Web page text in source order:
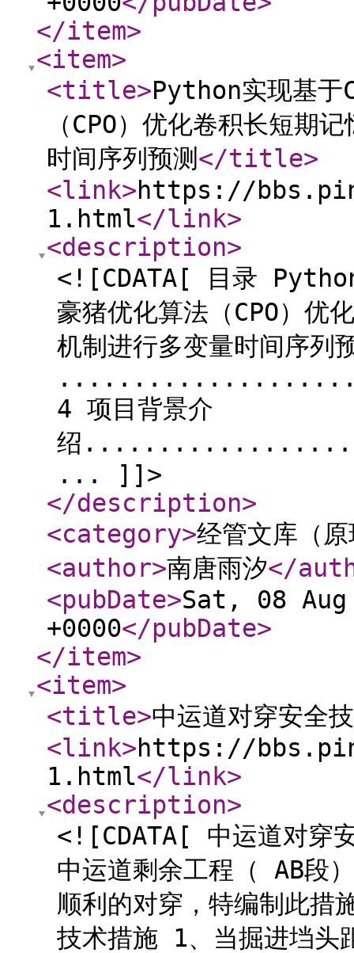
</item>
<item>
<title>Python实现基于
（CPO）优化卷积长短期
时间序列预测 </title>
<link>https://
1.html</link>
<description>
<![CDATA[ 目录 Python
豪猪优化算法（CPO）优
机制进行多变量时间序列
4 项目背景介
绍
... ]]>
</description>
<category>经管文库（
<author>南唐雨汐</
<pubDate>Sat, 08
+0000</pubDate>
</item>
<item>
<title>中运道对穿安全
<link>https://
1.html</link>
<description>
<![CDATA[ 中运道对穿
中运道剩余工程（ AB段
顺利的对穿，特编制此
技术措施 1、当掘进垱头